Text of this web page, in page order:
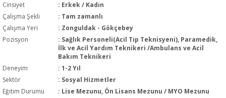
Cinsiyet
: Erkek / Kadın
Çalışma Şekli
: Tam zamanlı
Çalışma Yeri
: Zonguldak - Gökçebey
Pozisyon
: Sağlık Personeli(Acil Tıp Teknisyeni), Paramedik,
İlk ve Acil Yardım Teknikeri /Ambulans ve Acil
Bakım Teknikeri
Deneyim
: 1-2 Yıl
Sektör
: Sosyal Hizmetler
Eğitim Durumu
: Lise Mezunu, Ön Lisans Mezunu / MYO Mezunu